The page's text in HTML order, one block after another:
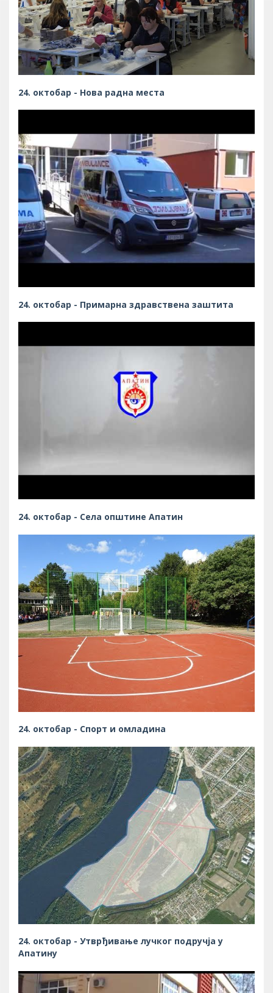
24. октобар - Нова радна места
24. октобар - Примарна здравствена заштита
24. октобар - Села општине Апатин
24. октобар - Спорт и омладина
24. октобар - Утврђивање лучког подручја у
Апатину